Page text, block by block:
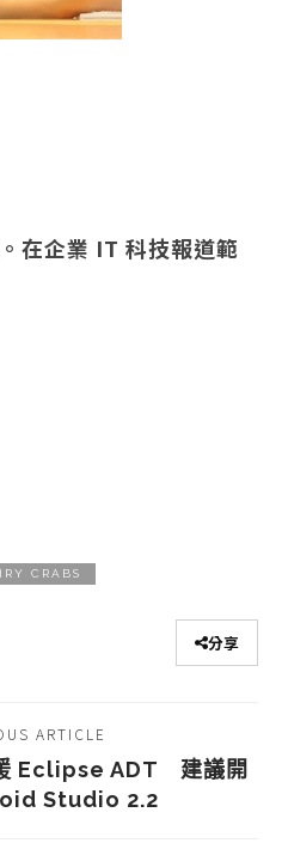
在企業 IT 科技報道範
CRABS
分享
ARTICLE
Eclipse ADT 建議開
Studio 2.2